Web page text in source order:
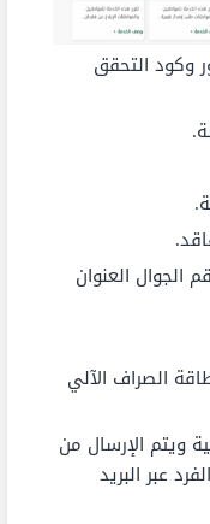
وكود التحقق
الجوال العنوان
الصراف الآلي
ويتم الإرسال من
عبر البريد